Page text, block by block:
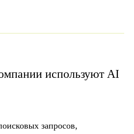
используют AI
запросов,
с которыми
уже сегодня.